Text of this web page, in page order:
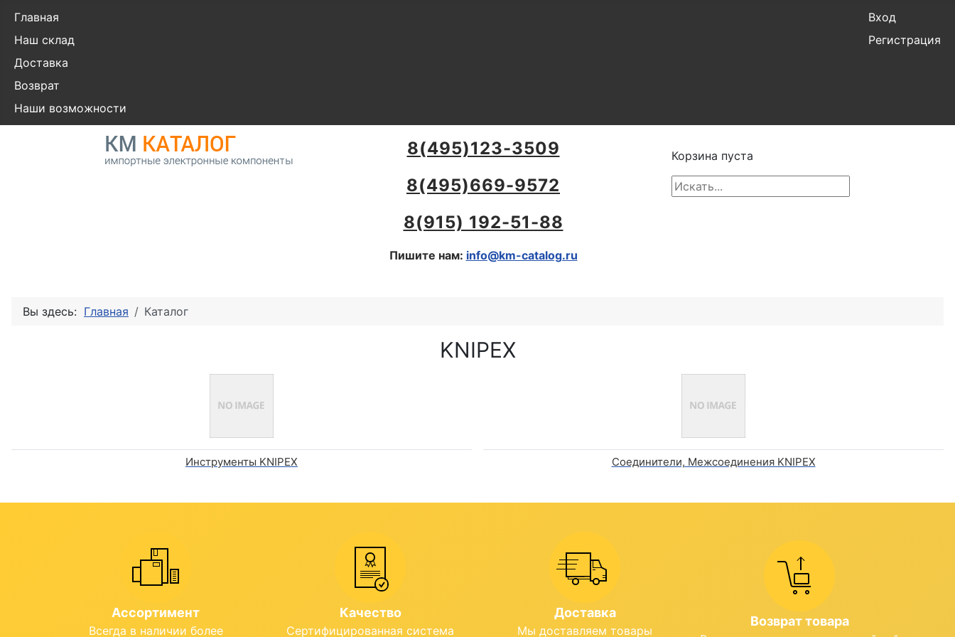
Главная
Наш склад
Доставка
Возврат
Наши возможности
Вход
Регистрация
8(495)123-3509
8(495)669-9572
8(915) 192-51-88
Пишите нам: info@km-catalog.ru
Корзина пуста
Вы здесь: Главная Каталог
KNIPEX
Инструменты KNIPEX Соединители, Межсоединения KNIPEX
Ассортимент
Всегда в наличии более
Качество
Сертифицированная система
Доставка
Мы доставляем товары
Возврат товара